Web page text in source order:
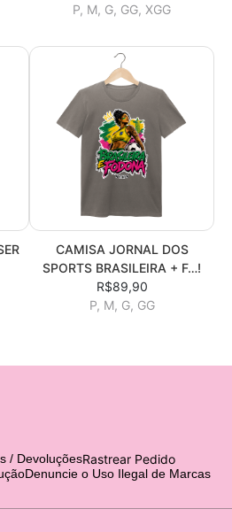
P, M, G, GG, XGG
CAMISA JORNAL DOS
SPORTS BRASILEIRA + F…!
R$89,90
P, M, G, GG
/ DevoluçõesRastrear Pedido
Denuncie o Uso Ilegal de Marcas